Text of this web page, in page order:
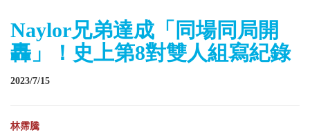
Naylor兄弟達成「同場同局開
轟」！史上第8對雙人組寫紀錄
2023/7/15
林霈騰